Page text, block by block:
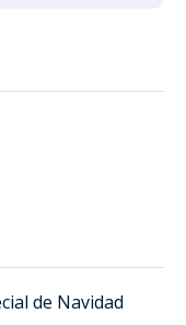
de Navidad